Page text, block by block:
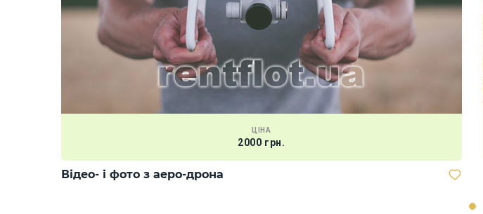
ЦІНА
2000 грн.
Відео- і фото з аеро-дрона